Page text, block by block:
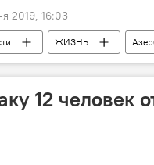
2019, 16:03
ЖИЗНЬ
12 человек